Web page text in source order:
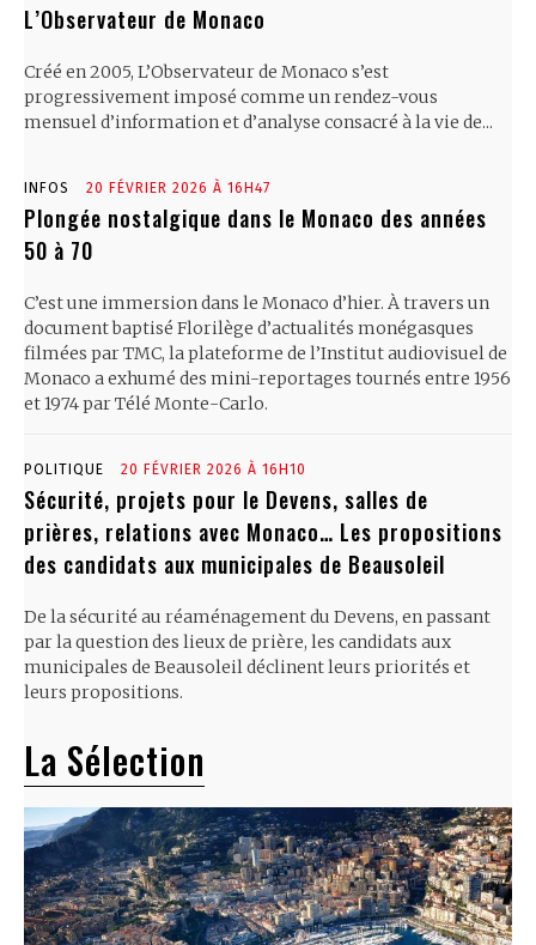
L’Observateur de Monaco
Créé en 2005, L’Observateur de Monaco s’est
progressivement imposé comme un rendez-vous
mensuel d’information et d’analyse consacré à la vie de...
INFOS 20 FÉVRIER 2026 À 16H47
Plongée nostalgique dans le Monaco des années
50 à 70
C’est une immersion dans le Monaco d’hier. À travers un
document baptisé Florilège d’actualités monégasques
filmées par TMC, la plateforme de l’Institut audiovisuel de
Monaco a exhumé des mini-reportages tournés entre 1956
et 1974 par Télé Monte-Carlo.
POLITIQUE 20 FÉVRIER 2026 À 16H10
Sécurité, projets pour le Devens, salles de
prières, relations avec Monaco… Les propositions
des candidats aux municipales de Beausoleil
De la sécurité au réaménagement du Devens, en passant
par la question des lieux de prière, les candidats aux
municipales de Beausoleil déclinent leurs priorités et
leurs propositions.
La Sélection